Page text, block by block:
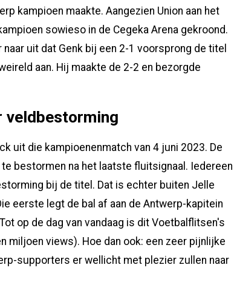
kampioen maakte. Aangezien Union aan het
sowieso in de Cegeka Arena gekroond.
uit dat Genk bij een 2-1 voorsprong de titel
aan. Hij maakte de 2-2 en bezorgde
veldbestorming
uit die kampioenenmatch van 4 juni 2023. De
bestormen na het laatste fluitsignaal. Iedereen
bij de titel. Dat is echter buiten Jelle
eerste legt de bal af aan de Antwerp-kapitein
op de dag van vandaag is dit Voetbalflitsen's
miljoen views). Hoe dan ook: een zeer pijnlijke
supporters er wellicht met plezier zullen naar